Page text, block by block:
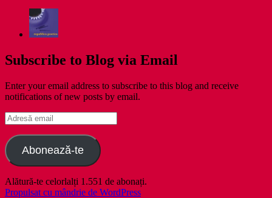
Subscribe to Blog via Email
Enter your email address to subscribe to this blog and receive
notifications of new posts by email.
Adresă
email
Abonează-te
Alătură-te celorlalți 1.551 de abonați.
Propulsat cu mândrie de WordPress